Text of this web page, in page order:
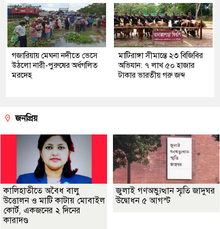
গজারিয়ায় মেঘনা নদীতে ভেসে
উঠলো নারী-পুরুষের অর্ধগলিত
মরদেহ
মাটিরাঙ্গা সীমান্তে ২৩ বিজিবির
অভিযান: ৭ লাখ ৫০ হাজার
টাকার ভারতীয় গরু জব্দ
জনপ্রিয়
কালিহাতীতে অবৈধ বালু
উত্তোলন ও মাটি কাটায় মোবাইল
কোর্ট, একজনের ২ দিনের
কারাদণ্ড
জুলাই গণঅভ্যুত্থান স্মৃতি জাদুঘর
উদ্বোধন ৫ আগস্ট